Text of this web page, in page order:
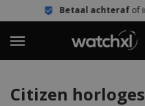
Betaal achterafof in 3 termijnen
Citizen horloges